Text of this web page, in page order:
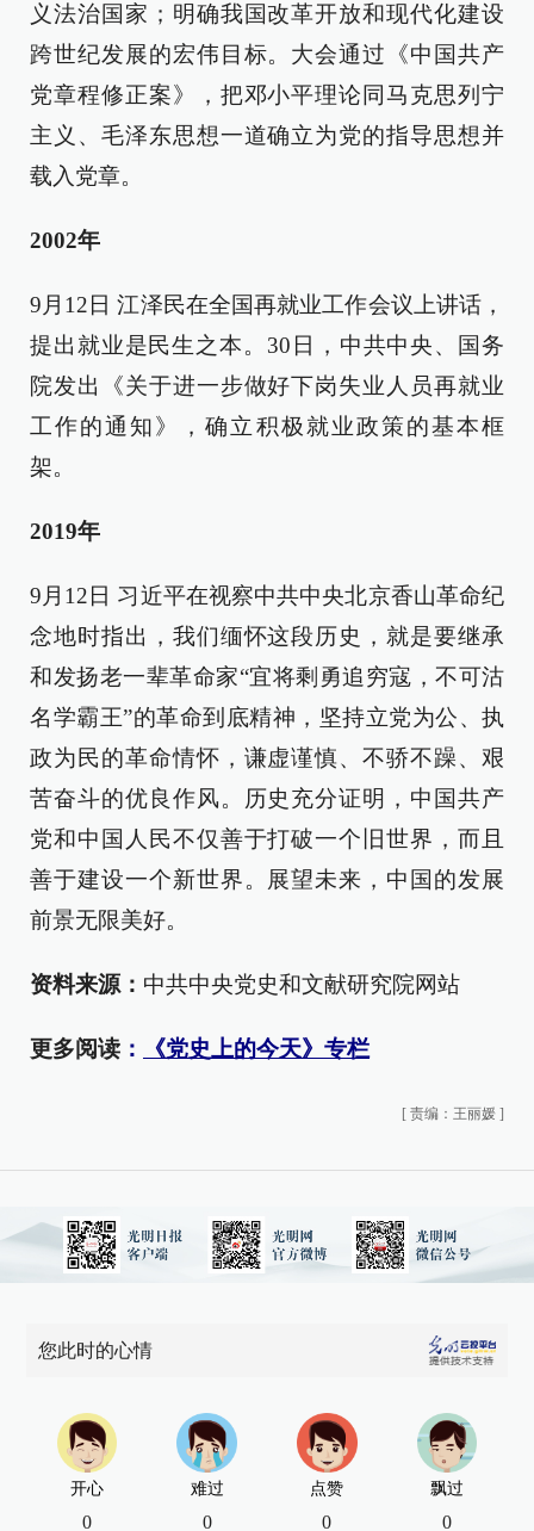
义法治国家；明确我国改革开放和现代化建设
跨世纪发展的宏伟目标。大会通过《中国共产
党章程修正案》，把邓小平理论同马克思列宁
主义、毛泽东思想一道确立为党的指导思想并
载入党章。
2002年
9月12日 江泽民在全国再就业工作会议上讲话，
提出就业是民生之本。30日，中共中央、国务
院发出《关于进一步做好下岗失业人员再就业
工作的通知》，确立积极就业政策的基本框
架。
2019年
9月12日 习近平在视察中共中央北京香山革命纪
念地时指出，我们缅怀这段历史，就是要继承
和发扬老一辈革命家“宜将剩勇追穷寇，不可沽
名学霸王”的革命到底精神，坚持立党为公、执
政为民的革命情怀，谦虚谨慎、不骄不躁、艰
苦奋斗的优良作风。历史充分证明，中国共产
党和中国人民不仅善于打破一个旧世界，而且
善于建设一个新世界。展望未来，中国的发展
前景无限美好。
资料来源： 中共中央党史和文献研究院网站
更多阅读 ： 《党史上的今天》专栏
[ 责编：王丽媛 ]
您此时的心情
开心
0
难过
0
点赞
0
飘过
0